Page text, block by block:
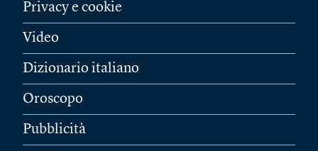
Privacy e cookie
Video
Dizionario italiano
Oroscopo
Pubblicità